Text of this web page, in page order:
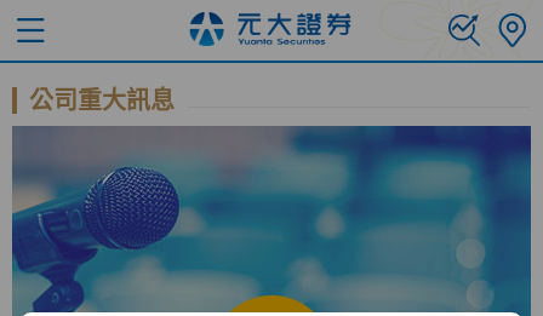
公司重大訊息